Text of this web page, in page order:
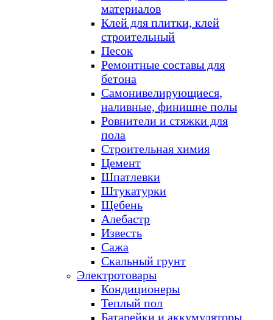
материалов
Клей для плитки, клей
строительный
Песок
Ремонтные составы для
бетона
Самонивелирующиеся,
наливные, финишне полы
Ровнители и стяжки для
пола
Строительная химия
Цемент
Шпатлевки
Штукатурки
Щебень
Алебастр
Известь
Сажа
Скальный грунт
Электротовары
Кондиционеры
Теплый пол
Батарейки и аккумуляторы